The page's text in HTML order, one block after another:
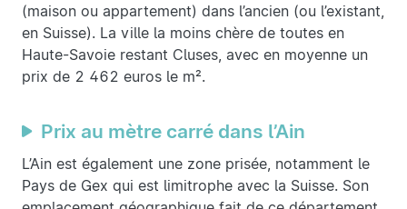
(maison ou appartement) dans l’ancien (ou l’existant,
en Suisse). La ville la moins chère de toutes en
Haute-Savoie restant Cluses, avec en moyenne un
prix de 2 462 euros le m².
Prix au mètre carré dans l’Ain
L’Ain est également une zone prisée, notamment le
Pays de Gex qui est limitrophe avec la Suisse. Son